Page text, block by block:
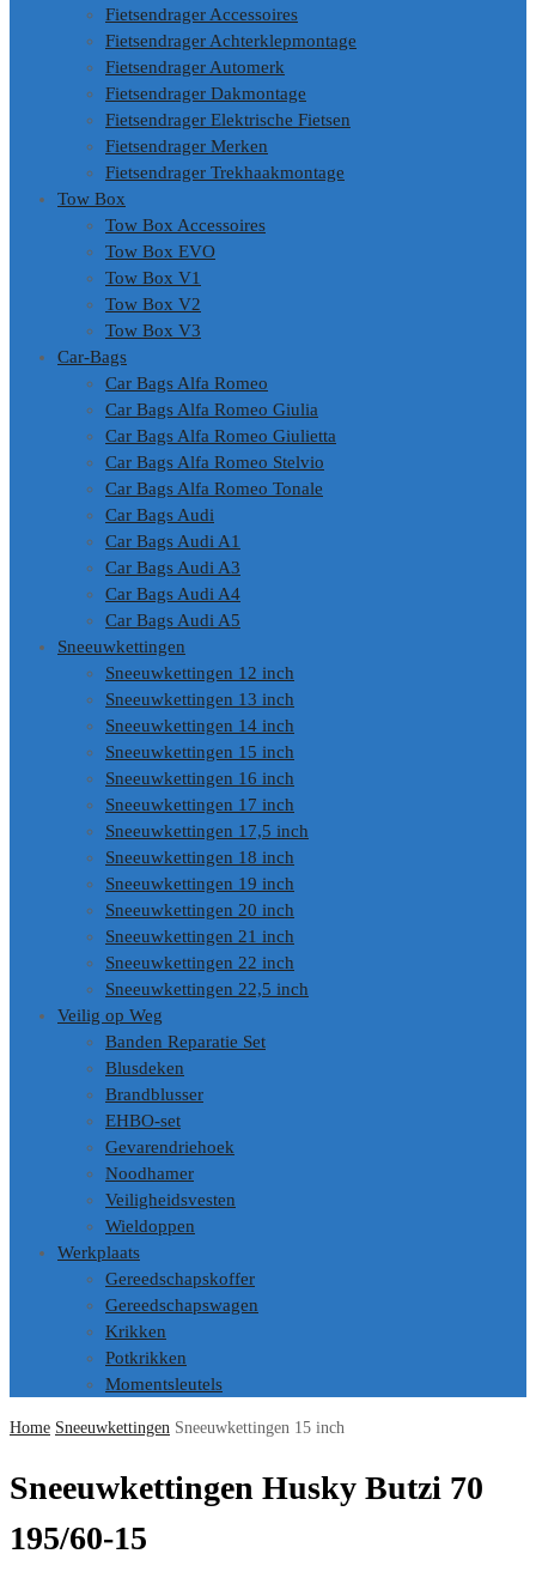
Fietsendrager Accessoires
Fietsendrager Achterklepmontage
Fietsendrager Automerk
Fietsendrager Dakmontage
Fietsendrager Elektrische Fietsen
Fietsendrager Merken
Fietsendrager Trekhaakmontage
Tow Box
Tow Box Accessoires
Tow Box EVO
Tow Box V1
Tow Box V2
Tow Box V3
Car-Bags
Car Bags Alfa Romeo
Car Bags Alfa Romeo Giulia
Car Bags Alfa Romeo Giulietta
Car Bags Alfa Romeo Stelvio
Car Bags Alfa Romeo Tonale
Car Bags Audi
Car Bags Audi A1
Car Bags Audi A3
Car Bags Audi A4
Car Bags Audi A5
Sneeuwkettingen
Sneeuwkettingen 12 inch
Sneeuwkettingen 13 inch
Sneeuwkettingen 14 inch
Sneeuwkettingen 15 inch
Sneeuwkettingen 16 inch
Sneeuwkettingen 17 inch
Sneeuwkettingen 17,5 inch
Sneeuwkettingen 18 inch
Sneeuwkettingen 19 inch
Sneeuwkettingen 20 inch
Sneeuwkettingen 21 inch
Sneeuwkettingen 22 inch
Sneeuwkettingen 22,5 inch
Veilig op Weg
Banden Reparatie Set
Blusdeken
Brandblusser
EHBO-set
Gevarendriehoek
Noodhamer
Veiligheidsvesten
Wieldoppen
Werkplaats
Gereedschapskoffer
Gereedschapswagen
Krikken
Potkrikken
Momentsleutels
Home Sneeuwkettingen Sneeuwkettingen 15 inch
Sneeuwkettingen Husky Butzi 70
195/60-15